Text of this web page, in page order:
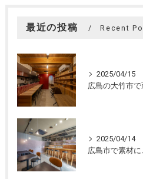
最近の投稿 Recent
2025/04/15
2025/04/14